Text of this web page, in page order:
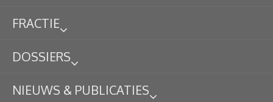
FRACTIE
DOSSIERS
NIEUWS & PUBLICATIES